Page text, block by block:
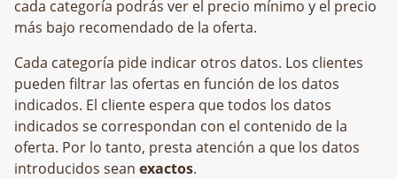
cada categoría podrás ver el precio mínimo y el precio
más bajo recomendado de la oferta.
Cada categoría pide indicar otros datos. Los clientes
pueden filtrar las ofertas en función de los datos
indicados. El cliente espera que todos los datos
indicados se correspondan con el contenido de la
oferta. Por lo tanto, presta atención a que los datos
introducidos sean exactos.